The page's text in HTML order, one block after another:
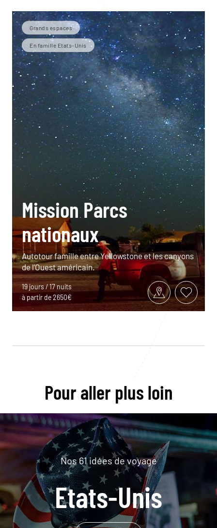
Grands espaces
En famille Etats-Unis
Mission Parcs
nationaux
Autotour famille entre Yellowstone et les canyons
de l’Ouest américain.
19 jours / 17 nuits
à partir de 2650€
Pour aller plus loin
Nos 61 idées de voyage
Etats-Unis